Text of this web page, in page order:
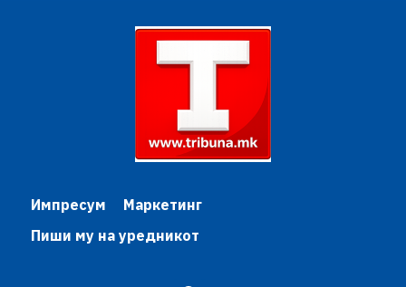
Импресум
Маркетинг
Пиши му на уредникот